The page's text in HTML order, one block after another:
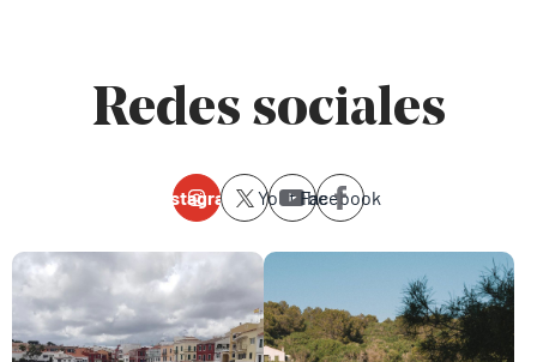
Redes sociales
Instagram YoutubeFacebook